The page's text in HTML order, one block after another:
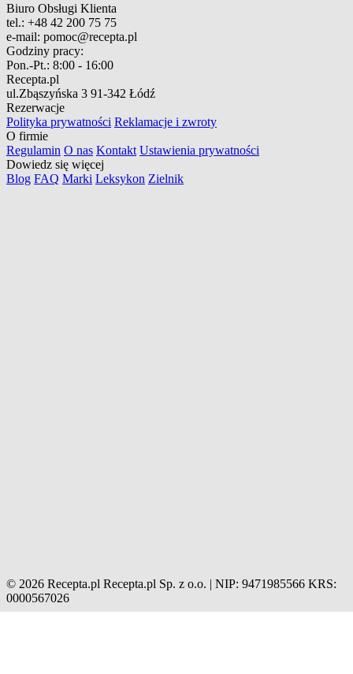
Biuro Obsługi Klienta
tel.: +48 42 200 75 75
e-mail: pomoc@recepta.pl
Godziny pracy:
Pon.-Pt.: 8:00 - 16:00
Recepta.pl
ul.Zbąszyńska 3 91-342 Łódź
Rezerwacje
Polityka prywatności Reklamacje i zwroty
O firmie
Regulamin O nas Kontakt Ustawienia prywatności
Dowiedz się więcej
Blog FAQ Marki Leksykon Zielnik
© 2026 Recepta.pl Recepta.pl Sp. z o.o. | NIP: 9471985566 KRS:
0000567026